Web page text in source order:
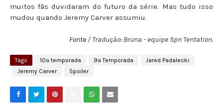
muitos fãs duvidaram do futuro da série. Mas tudo isso
mudou quando Jeremy Carver assumiu.
Fonte / Tradução: Bruna - equipe Spn Tentation.
Tags 10ª temporada 9ª Temporada
Jared Padalecki
Jeremy Carver
Spoiler